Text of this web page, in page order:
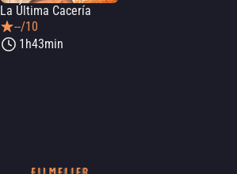
La Última Cacería
--/10
1h43min